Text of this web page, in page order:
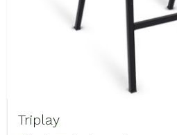
Triplay